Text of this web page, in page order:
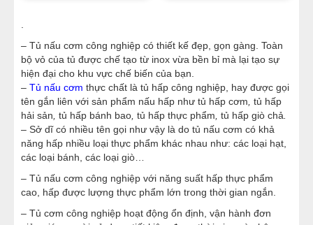
– Tủ nấu cơm công nghiệp có thiết kế đẹp, gọn gàng. Toàn
bộ vỏ của tủ được chế tạo từ inox vừa bền bỉ mà lại tạo sự
hiện đại cho khu vực chế biến của bạn.
– Tủ nấu cơm thực chất là tủ hấp công nghiệp , hay được gọi
tên gắn liên với sản phẩm nấu hấp như tủ hấp cơm tủ hấp
hải sản tủ hấp bánh bao tủ hấp thực phẩm tủ hấp giò chả
– Sở dĩ có nhiều tên gọi như vậy là do tủ nấu cơm có khả
năng hấp nhiều loại thực phẩm khác nhau như: các loại hạt,
các loại bánh, các loại giò…
– Tủ nấu cơm công nghiệp với năng suất hấp thực phẩm
cao, hấp được lượng thực phẩm lớn trong thời gian ngắn.
– Tủ cơm công nghiệp hoạt động ổn định, vận hành đơn